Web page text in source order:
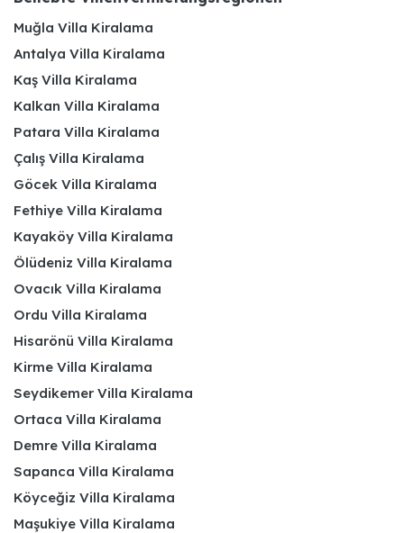
Muğla Villa Kiralama
Antalya Villa Kiralama
Kaş Villa Kiralama
Kalkan Villa Kiralama
Patara Villa Kiralama
Çalış Villa Kiralama
Göcek Villa Kiralama
Fethiye Villa Kiralama
Kayaköy Villa Kiralama
Ölüdeniz Villa Kiralama
Ovacık Villa Kiralama
Ordu Villa Kiralama
Hisarönü Villa Kiralama
Kirme Villa Kiralama
Seydikemer Villa Kiralama
Ortaca Villa Kiralama
Demre Villa Kiralama
Sapanca Villa Kiralama
Köyceğiz Villa Kiralama
Maşukiye Villa Kiralama